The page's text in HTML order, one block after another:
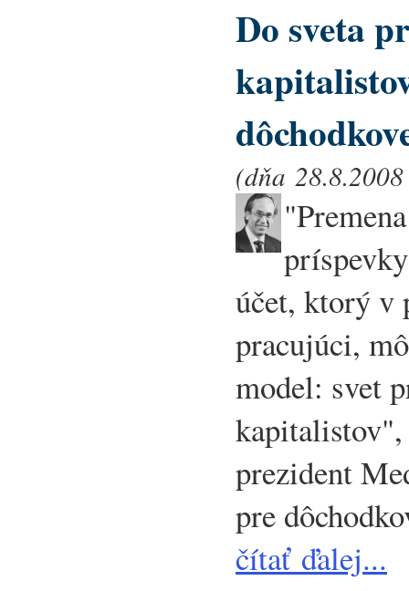
Do sveta
(dňa
účet, ktorý v
pracujúci,
model: svet
kapitalistov",
prezident
pre
čítať ďalej...